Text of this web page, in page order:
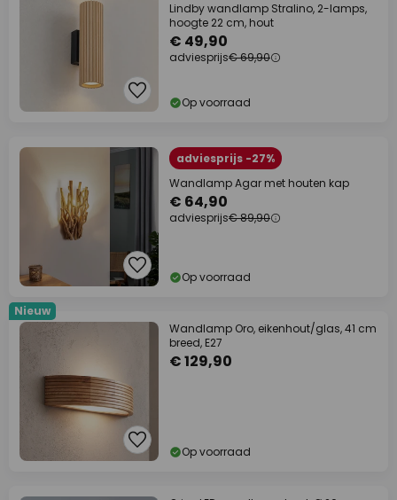
Lindby wandlamp Stralino, 2-lamps,
hoogte 22 cm, hout
€ 49,90
adviesprijs€ 69,90
Op voorraad
adviesprijs -27%
Wandlamp Agar met houten kap
€ 64,90
adviesprijs€ 89,90
Op voorraad
Nieuw
Wandlamp Oro, eikenhout/glas, 41 cm
breed, E27
€ 129,90
Op voorraad